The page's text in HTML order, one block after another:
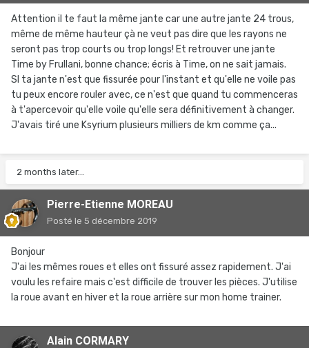
Attention il te faut la même jante car une autre jante 24 trous,
même de même hauteur çà ne veut pas dire que les rayons ne
seront pas trop courts ou trop longs! Et retrouver une jante
Time by Frullani, bonne chance; écris à Time, on ne sait jamais.
SI ta jante n'est que fissurée pour l'instant et qu'elle ne voile pas
tu peux encore rouler avec, ce n'est que quand tu commenceras
à t'apercevoir qu'elle voile qu'elle sera définitivement à changer.
J'avais tiré une Ksyrium plusieurs milliers de km comme ça...
2 months later...
Pierre-Etienne MOREAU
Posté le 5 décembre 2019
Bonjour
J'ai les mêmes roues et elles ont fissuré assez rapidement. J'ai
voulu les refaire mais c'est difficile de trouver les pièces. J'utilise
la roue avant en hiver et la roue arrière sur mon home trainer.
Alain CORMARY